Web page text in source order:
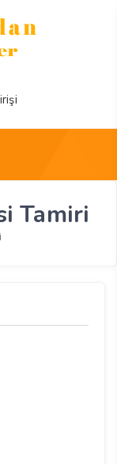
Tamiri